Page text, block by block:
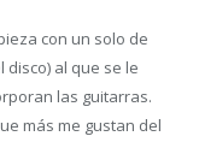
con un solo de
al que se le
las guitarras.
más me gustan del